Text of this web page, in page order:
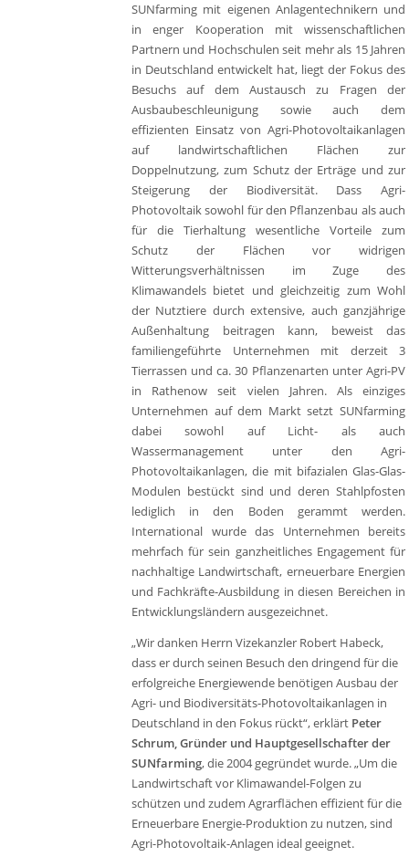
SUNfarming mit eigenen Anlagentechnikern und
in enger Kooperation mit wissenschaftlichen
Partnern und Hochschulen seit mehr als 15 Jahren
in Deutschland entwickelt hat, liegt der Fokus des
Besuchs auf dem Austausch zu Fragen der
Ausbaubeschleunigung sowie auch dem
effizienten Einsatz von Agri-Photovoltaikanlagen
auf landwirtschaftlichen Flächen zur
Doppelnutzung, zum Schutz der Erträge und zur
Steigerung der Biodiversität. Dass Agri-
Photovoltaik sowohl für den Pflanzenbau als auch
für die Tierhaltung wesentliche Vorteile zum
Schutz der Flächen vor widrigen
Witterungsverhältnissen im Zuge des
Klimawandels bietet und gleichzeitig zum Wohl
der Nutztiere durch extensive, auch ganzjährige
Außenhaltung beitragen kann, beweist das
familiengeführte Unternehmen mit derzeit 3
Tierrassen und ca. 30 Pflanzenarten unter Agri-PV
in Rathenow seit vielen Jahren. Als einziges
Unternehmen auf dem Markt setzt SUNfarming
dabei sowohl auf Licht- als auch
Wassermanagement unter den Agri-
Photovoltaikanlagen, die mit bifazialen Glas-Glas-
Modulen bestückt sind und deren Stahlpfosten
lediglich in den Boden gerammt werden.
International wurde das Unternehmen bereits
mehrfach für sein ganzheitliches Engagement für
nachhaltige Landwirtschaft, erneuerbare Energien
und Fachkräfte-Ausbildung in diesen Bereichen in
Entwicklungsländern ausgezeichnet.
„Wir danken Herrn Vizekanzler Robert Habeck,
dass er durch seinen Besuch den dringend für die
erfolgreiche Energiewende benötigen Ausbau der
Agri- und Biodiversitäts-Photovoltaikanlagen in
Deutschland in den Fokus rückt“, erklärt Peter
Schrum, Gründer und Hauptgesellschafter der
SUNfarming, die 2004 gegründet wurde. „Um die
Landwirtschaft vor Klimawandel-Folgen zu
schützen und zudem Agrarflächen effizient für die
Erneuerbare Energie-Produktion zu nutzen, sind
Agri-Photovoltaik-Anlagen ideal geeignet.